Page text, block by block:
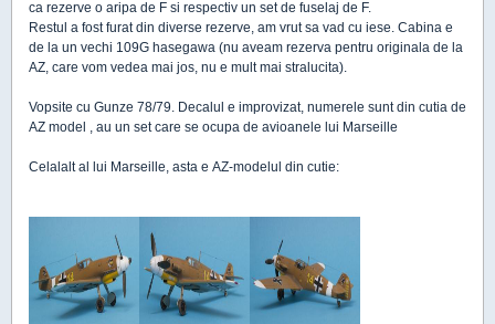
ca rezerve o aripa de F si respectiv un set de fuselaj de F.
Restul a fost furat din diverse rezerve, am vrut sa vad cu iese. Cabina e
de la un vechi 109G hasegawa (nu aveam rezerva pentru originala de la
AZ, care vom vedea mai jos, nu e mult mai stralucita).
Vopsite cu Gunze 78/79. Decalul e improvizat, numerele sunt din cutia de
AZ model , au un set care se ocupa de avioanele lui Marseille
Celalalt al lui Marseille, asta e AZ-modelul din cutie: